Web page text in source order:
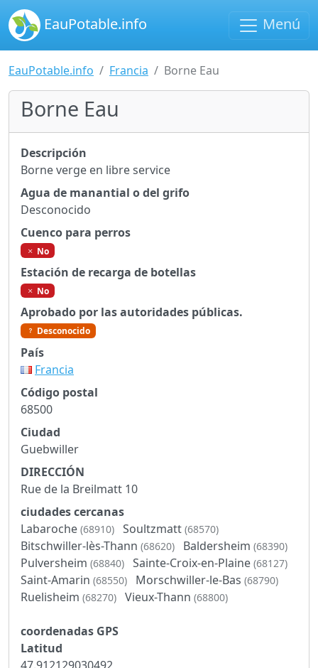
EauPotable.info Menú
EauPotable.info Francia Borne Eau
Borne Eau
Descripción
Borne verge en libre service
Agua de manantial o del grifo
Desconocido
Cuenco para perros
No
Estación de recarga de botellas
No
Aprobado por las autoridades públicas.
Desconocido
País
Francia
Código postal
68500
Ciudad
Guebwiller
DIRECCIÓN
Rue de la Breilmatt 10
ciudades cercanas
Labaroche (68910) Soultzmatt (68570)
Bitschwiller-lès-Thann (68620) Baldersheim (68390)
Pulversheim (68840) Sainte-Croix-en-Plaine (68127)
Saint-Amarin (68550) Morschwiller-le-Bas (68790)
Ruelisheim (68270) Vieux-Thann (68800)
coordenadas GPS
Latitud
47.912129030492